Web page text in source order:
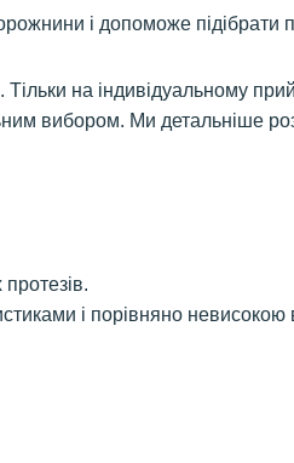
і допоможе
на індивідуальному
вибором. Ми детальніше
і порівняно невисокою